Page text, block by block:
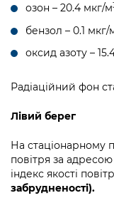
озон – 20.4 мкг/м
бензол – 0.1 мкг/
оксид азоту –
Радіаційний фон
Лівий берег
На стаціонарному
повітря за адресою
індекс якості
забрудненості).